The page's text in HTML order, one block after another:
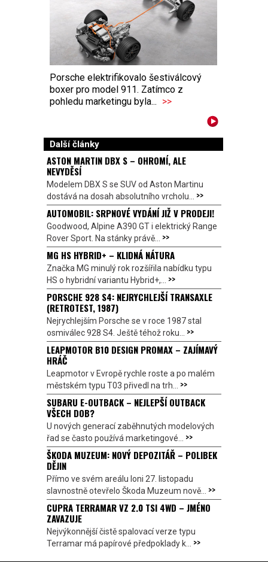
Porsche elektrifikovalo šestiválcový
boxer pro model 911. Zatímco z
pohledu marketingu byla... >>
Další články
ASTON MARTIN DBX S – OHROMÍ, ALE
NEVYDĚSÍ
Modelem DBX S se SUV od Aston Martinu
dostává na dosah absolutního vrcholu... >>
AUTOMOBIL: SRPNOVÉ VYDÁNÍ JIŽ V PRODEJI!
Goodwood, Alpine A390 GT i elektrický Range
Rover Sport. Na stánky právě... >>
MG HS HYBRID+ – KLIDNÁ NÁTURA
Značka MG minulý rok rozšířila nabídku typu
HS o hybridní variantu Hybrid+,... >>
PORSCHE 928 S4: NEJRYCHLEJŠÍ TRANSAXLE
(RETROTEST, 1987)
Nejrychlejším Porsche se v roce 1987 stal
osmiválec 928 S4. Ještě téhož roku... >>
LEAPMOTOR B10 DESIGN PROMAX – ZAJÍMAVÝ
HRÁČ
Leapmotor v Evropě rychle roste a po malém
městském typu T03 přivedl na trh... >>
SUBARU E-OUTBACK – NEJLEPŠÍ OUTBACK
VŠECH DOB?
U nových generací zaběhnutých modelových
řad se často používá marketingové... >>
ŠKODA MUZEUM: NOVÝ DEPOZITÁŘ – POLIBEK
DĚJIN
Přímo ve svém areálu loni 27. listopadu
slavnostně otevřelo Škoda Muzeum nově... >>
CUPRA TERRAMAR VZ 2.0 TSI 4WD – JMÉNO
ZAVAZUJE
Nejvýkonnější čistě spalovací verze typu
Terramar má papírové předpoklady k... >>